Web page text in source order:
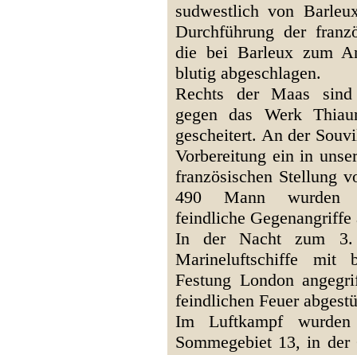
sudwestlich von
Durchführung der
die bei Barleux zum
blutig abgeschlagen.
Rechts der Maas sind
gegen das Werk
gescheitert. An der
Vorbereitung ein in
französischen Stellung
490 Mann wurden
feindliche
In der Nacht zum 3.
Marineluftschiffe mit
Festung London
feindlichen Feuer
Im Luftkampf
Sommegebiet 13, in